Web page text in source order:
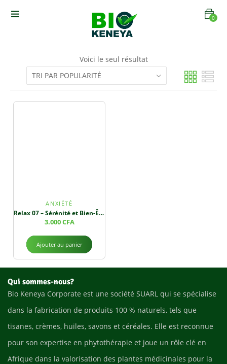
0
Voici le seul résultat
ANXIÉTÉ
Relax 07 – Sérénité et Bien-Être Respiratoire
3.000CFA
Ajouter au panier
Qui sommes-nous?
Bio Keneya Corporate est une société SUARL qui se spécialise
dans la fabrication de produits 100 % naturels, tels que
tisanes, crèmes, huiles, savons et céréales. Elle est reconnue
pour son expertise en phytothérapie et joue un rôle clé en
Afrique dans la valorisation des plantes médicinales pour la